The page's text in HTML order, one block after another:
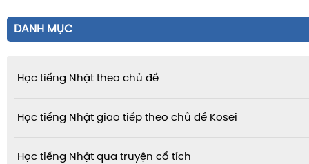
DANH MỤC
Học tiếng Nhật theo chủ đề
Học tiếng Nhật giao tiếp theo chủ đề Kosei
Học tiếng Nhật qua truyện cổ tích